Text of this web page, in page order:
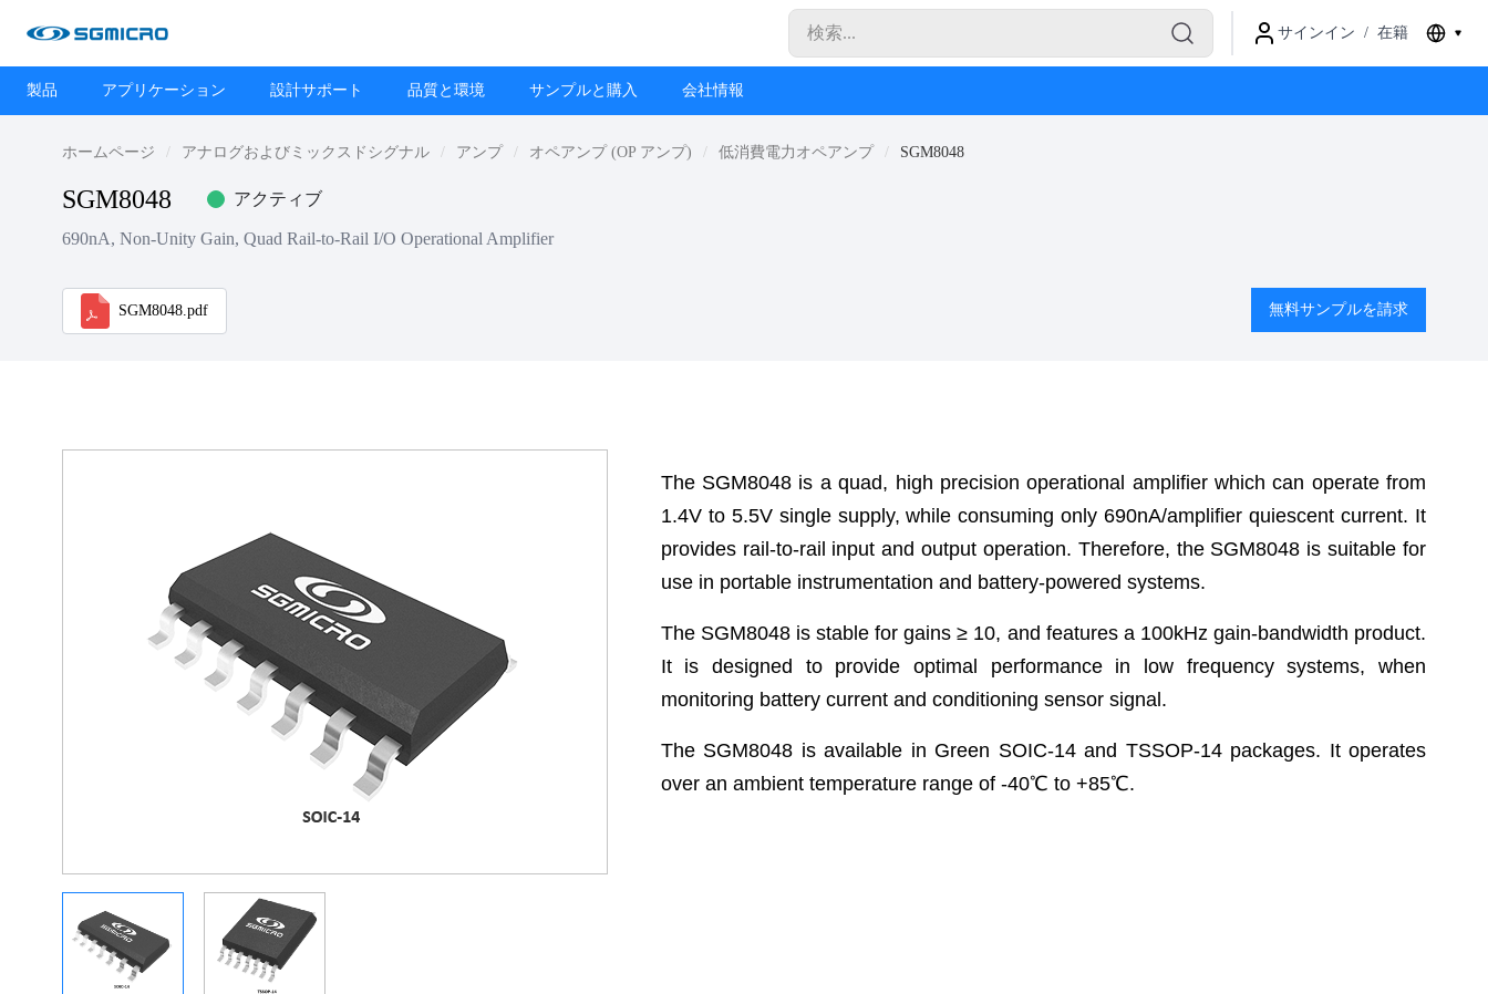
サインイン / 在籍
製品 アプリケーション 設計サポート 品質と環境 サンプルと購入 会社情報
ホームページ アナログおよびミックスドシグナル アンプ オペアンプ (OP アンプ) 低消費電力オペアンプ SGM8048
SGM8048 アクティブ
690nA, Non-Unity Gain, Quad Rail-to-Rail I/O Operational Amplifier
SGM8048.pdf 無料サンプルを請求
The SGM8048 is a quad, high precision operational amplifier which can operate from
1.4V to 5.5V single supply, while consuming only 690nA/amplifier quiescent current. It
provides rail-to-rail input and output operation. Therefore, the SGM8048 is suitable for
use in portable instrumentation and battery-powered systems.
The SGM8048 is stable for gains ≥ 10, and features a 100kHz gain-bandwidth product.
It is designed to provide optimal performance in low frequency systems, when
monitoring battery current and conditioning sensor signal.
The SGM8048 is available in Green SOIC-14 and TSSOP-14 packages. It operates
over an ambient temperature range of -40℃ to +85℃.